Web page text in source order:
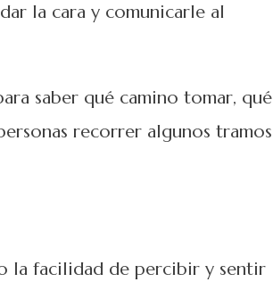
la cara y comunicarle al
saber qué camino tomar, qué
recorrer algunos tramos
la facilidad de percibir y sentir